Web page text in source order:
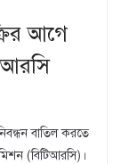
আগে
বাতিল করতে
(বিটিআরসি)।